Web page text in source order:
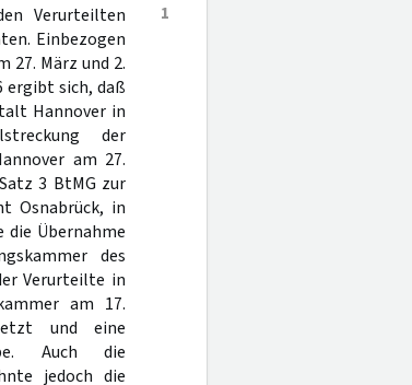
1
Verurteilten
Einbezogen
27. März und 2.
ergibt sich, daß
Hannover in
der
am 27.
3 BtMG zur
Osnabrück, in
Übernahme
des
Verurteilte in
am 17.
und eine
Auch die
jedoch die